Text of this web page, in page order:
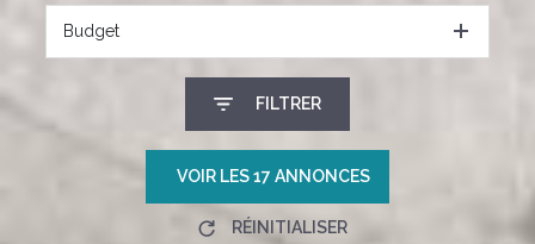
Budget
FILTRER
VOIR LES17 ANNONCES
RÉINITIALISER